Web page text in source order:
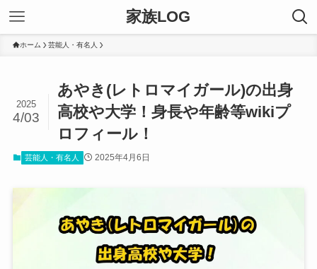
家族LOG
ホーム 芸能人・有名人
あやき(レトロマイガール)の出身
高校や大学！身長や年齢等wikiプ
ロフィール！
2025
4/03
芸能人・有名人 2025年4月6日